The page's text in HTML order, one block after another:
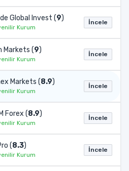
Global Invest (9)
Kurum
İncele
Markets (9)
Kurum
İncele
Markets (8.9)
Kurum
İncele
Forex (8.9)
Kurum
İncele
(8.3)
Kurum
İncele